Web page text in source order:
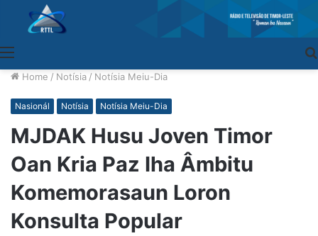
Home / Notísia / Notísia Meiu-Dia
Nasionál Notísia Notísia Meiu-Dia
MJDAK Husu Joven Timor
Oan Kria Paz Iha Âmbitu
Komemorasaun Loron
Konsulta Popular